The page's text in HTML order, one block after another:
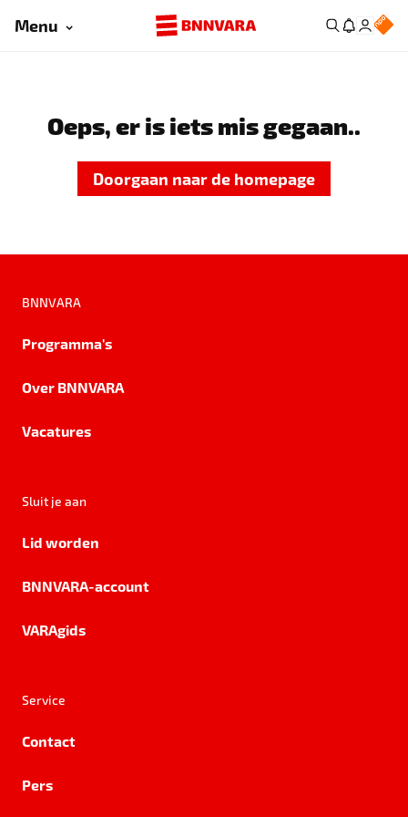
Menu
Oeps, er is iets mis gegaan..
Doorgaan naar de homepage
BNNVARA
Programma's
Over BNNVARA
Vacatures
Sluit je aan
Lid worden
BNNVARA-account
VARAgids
Service
Contact
Pers